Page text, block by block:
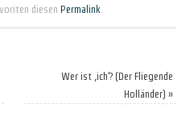
diesen Permalink
Wer ist ‚ich‘? (Der Fliegende
Holländer)»